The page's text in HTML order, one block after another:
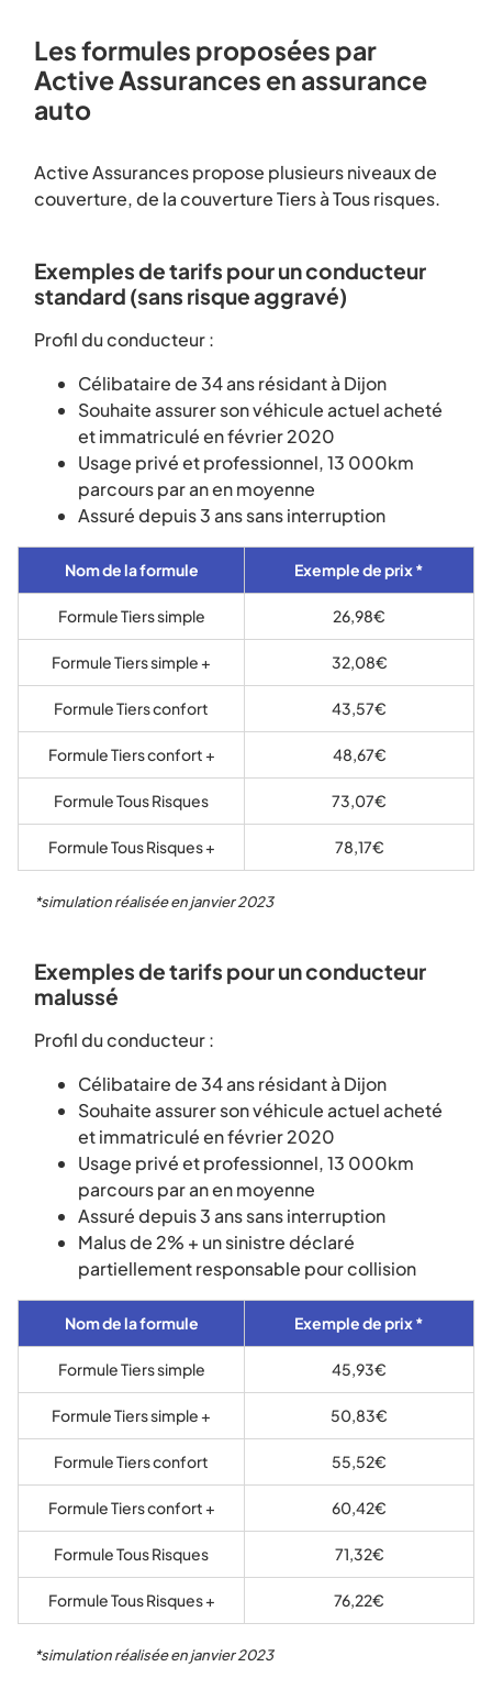
Les formules proposées par
Active Assurances en assurance
auto
Active Assurances propose plusieurs niveaux de
couverture, de la couverture Tiers à Tous risques.
Exemples de tarifs pour un conducteur
standard (sans risque aggravé)
Profil du conducteur :
Célibataire de 34 ans résidant à Dijon
Souhaite assurer son véhicule actuel acheté
et immatriculé en février 2020
Usage privé et professionnel, 13 000km
parcours par an en moyenne
Assuré depuis 3 ans sans interruption
Nom de la formule Exemple de prix *
Formule Tiers simple 26,98€
Formule Tiers simple + 32,08€
Formule Tiers confort 43,57€
Formule Tiers confort + 48,67€
Formule Tous Risques 73,07€
Formule Tous Risques + 78,17€
*simulation réalisée en janvier 2023
Exemples de tarifs pour un conducteur
malussé
Profil du conducteur :
Célibataire de 34 ans résidant à Dijon
Souhaite assurer son véhicule actuel acheté
et immatriculé en février 2020
Usage privé et professionnel, 13 000km
parcours par an en moyenne
Assuré depuis 3 ans sans interruption
Malus de 2% + un sinistre déclaré
partiellement responsable pour collision
Nom de la formule Exemple de prix *
Formule Tiers simple 45,93€
Formule Tiers simple + 50,83€
Formule Tiers confort 55,52€
Formule Tiers confort + 60,42€
Formule Tous Risques 71,32€
Formule Tous Risques + 76,22€
*simulation réalisée en janvier 2023